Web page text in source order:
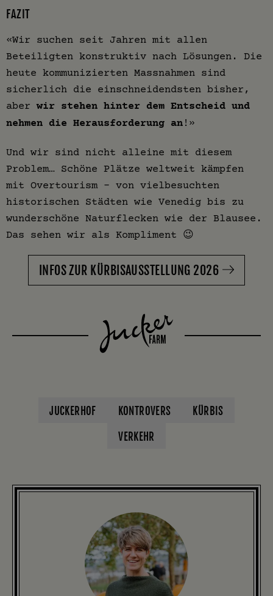
FAZIT
«Wir suchen seit Jahren mit allen
Beteiligten konstruktiv nach Lösungen. Die
heute kommunizierten Massnahmen sind
sicherlich die einschneidendsten bisher,
aber wir stehen hinter dem Entscheid und
nehmen die Herausforderung an !»
Und wir sind nicht alleine mit diesem
Problem… Schöne Plätze weltweit kämpfen
mit Overtourism – von vielbesuchten
historischen Städten wie Venedig bis zu
wunderschöne Naturflecken wie der Blausee.
Das sehen wir als Kompliment 😉
INFOS ZUR KÜRBISAUSSTELLUNG 2026
JUCKERHOF KONTROVERS
KÜRBIS
VERKEHR